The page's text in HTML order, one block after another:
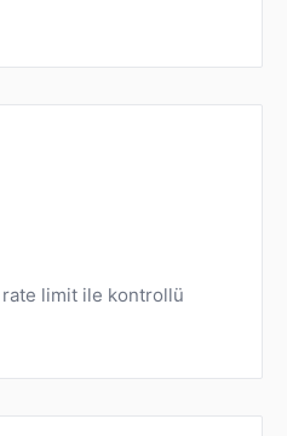
rate limit ile kontrollü